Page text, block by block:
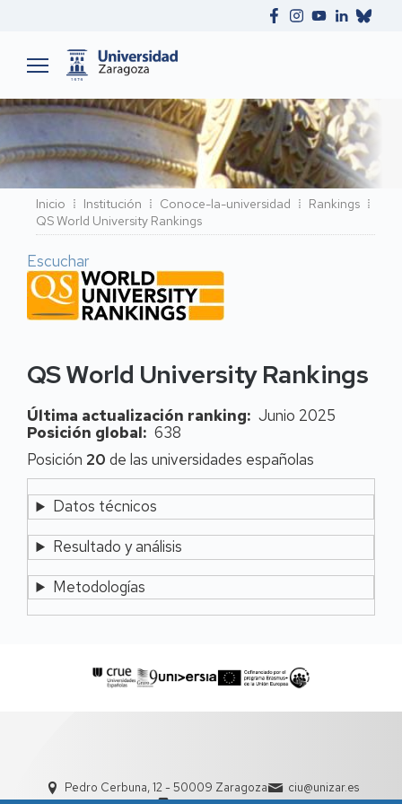
Ruta
de
navegación
Inicio Institución Conoce-la-universidad
Rankings
QS World University Rankings
Escuchar
QS World University Rankings
Última actualización ranking
Junio 2025
Posición global
638
Posición 20 de las universidades españolas
Datos técnicos
Resultado y análisis
Metodologías
Pedro Cerbuna, 12 - 50009 Zaragoza
ciu@unizar.es